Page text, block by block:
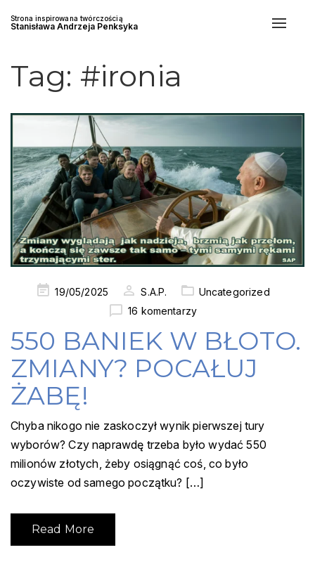
Strona inspirowana twórczością
Stanisława Andrzeja Penksyka
Toggle
Tag: #ironia
Posted19/05/2025 S.A.P.
Uncategorized
16 komentarzy
550 BANIEK W BŁOTO.
ZMIANY? POCAŁUJ
ŻABĘ!
Chyba nikogo nie zaskoczył wynik pierwszej tury
wyborów? Czy naprawdę trzeba było wydać 550
milionów złotych, żeby osiągnąć coś, co było
oczywiste od samego początku? […]
Read More